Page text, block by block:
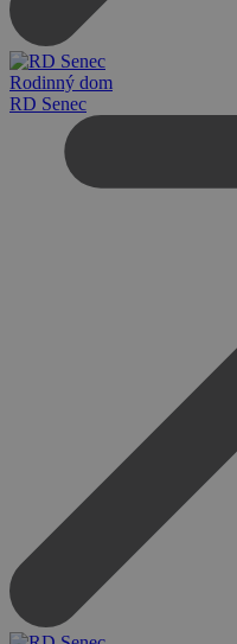
Rodinný dom
RD Senec